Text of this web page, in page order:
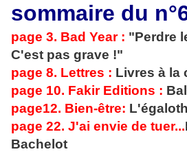
sommaire du
page 3. Bad Year : "Perdre
C'est pas grave !"
page 8. Lettres : Livres à la
page 10. Fakir Editions :
page12. Bien-être:
page 22. J'ai envie de tuer...
Bachelot